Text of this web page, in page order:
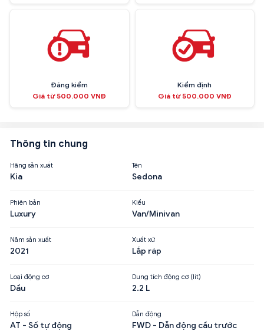
Đăng kiểm
Giá từ 500.000 VNĐ
Kiểm định
Giá từ 500.000 VNĐ
Thông tin chung
Hãng sản xuất
Kia
Tên
Sedona
Phiên bản
Luxury
Kiểu
Van/Minivan
Năm sản xuất
2021
Xuất xứ
Lắp ráp
Loại động cơ
Dầu
Dung tích động cơ (lít)
2.2 L
Hộp số
AT - Số tự động
Dẫn động
FWD - Dẫn động cầu trước